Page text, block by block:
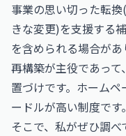
事業の思い切った転
きな変更)を支援する
を含められる場合が
再構築が主役であっ
置づけです。ホーム
ードルが高い制度です。
そこで、私がぜひ調